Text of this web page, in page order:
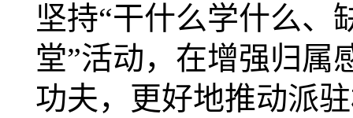
坚持“干什么学什么、
堂”活动，在增强归属
功夫，更好地推动派